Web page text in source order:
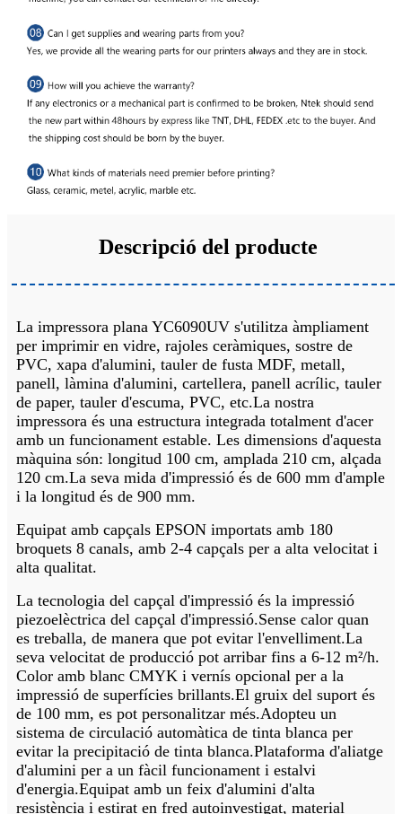
Descripció del producte
La impressora plana YC6090UV s'utilitza àmpliament
per imprimir en vidre, rajoles ceràmiques, sostre de
PVC, xapa d'alumini, tauler de fusta MDF, metall,
panell, làmina d'alumini, cartellera, panell acrílic, tauler
de paper, tauler d'escuma, PVC, etc.La nostra
impressora és una estructura integrada totalment d'acer
amb un funcionament estable. Les dimensions d'aquesta
màquina són: longitud 100 cm, amplada 210 cm, alçada
120 cm.La seva mida d'impressió és de 600 mm d'ample
i la longitud és de 900 mm.
Equipat amb capçals EPSON importats amb 180
broquets 8 canals, amb 2-4 capçals per a alta velocitat i
alta qualitat.
La tecnologia del capçal d'impressió és la impressió
piezoelèctrica del capçal d'impressió.Sense calor quan
es treballa, de manera que pot evitar l'envelliment.La
seva velocitat de producció pot arribar fins a 6-12 m²/h.
Color amb blanc CMYK i vernís opcional per a la
impressió de superfícies brillants.El gruix del suport és
de 100 mm, es pot personalitzar més.Adopteu un
sistema de circulació automàtica de tinta blanca per
evitar la precipitació de tinta blanca.Plataforma d'aliatge
d'alumini per a un fàcil funcionament i estalvi
d'energia.Equipat amb un feix d'alumini d'alta
resistència i estirat en fred autoinvestigat, material